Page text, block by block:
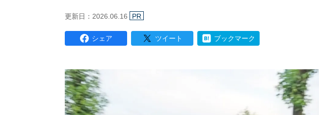
更新日：2026.06.16 PR
シェア ツイート ブックマーク